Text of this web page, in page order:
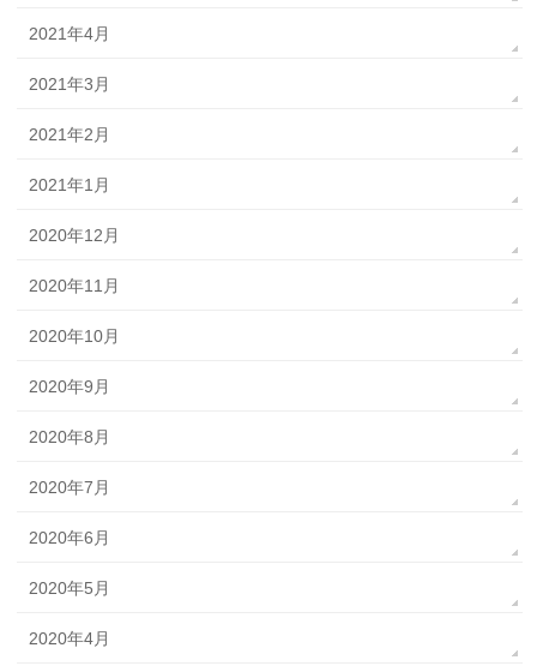
2021年4月
2021年3月
2021年2月
2021年1月
2020年12月
2020年11月
2020年10月
2020年9月
2020年8月
2020年7月
2020年6月
2020年5月
2020年4月